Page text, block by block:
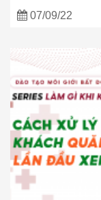
07/09/22